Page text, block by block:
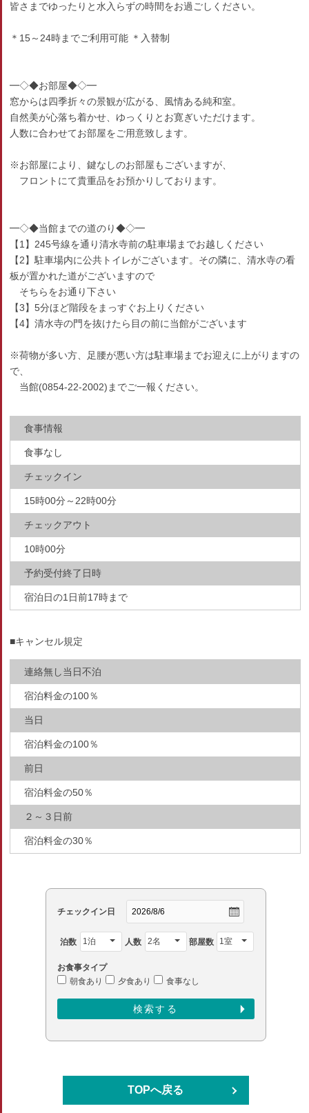
皆さまでゆったりと水入らずの時間をお過ごしください。
＊15～24時までご利用可能 ＊入替制
━◇◆お部屋◆◇━
窓からは四季折々の景観が広がる、風情ある純和室。
自然美が心落ち着かせ、ゆっくりとお寛ぎいただけます。
人数に合わせてお部屋をご用意致します。
※お部屋により、鍵なしのお部屋もございますが、
フロントにて貴重品をお預かりしております。
━◇◆当館までの道のり◆◇━
【1】245号線を通り清水寺前の駐車場までお越しください
【2】駐車場内に公共トイレがございます。その隣に、清水寺の看
板が置かれた道がございますので
そちらをお通り下さい
【3】5分ほど階段をまっすぐお上りください
【4】清水寺の門を抜けたら目の前に当館がございます
※荷物が多い方、足腰が悪い方は駐車場までお迎えに上がりますの
で、
当館(0854-22-2002)までご一報ください。
食事情報
食事なし
チェックイン
15時00分～22時00分
チェックアウト
10時00分
予約受付終了日時
宿泊日の1日前17時まで
■キャンセル規定
連絡無し当日不泊
宿泊料金の100％
当日
宿泊料金の100％
前日
宿泊料金の50％
２～３日前
宿泊料金の30％
チェックイン日
泊数 人数 部屋数
お食事タイプ
朝食あり
夕食あり 食事なし
TOPへ戻る